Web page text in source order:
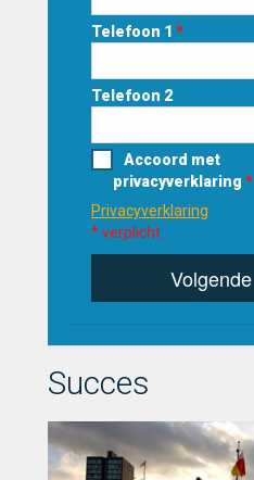
Telefoon 1 *
Telefoon 2
Accoord met
privacyverklaring *
Privacyverklaring
* verplicht
Volgende
Succes